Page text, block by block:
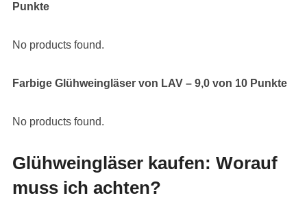
Punkte
No products found.
Farbige Glühweingläser von LAV – 9,0 von 10 Punkte
No products found.
Glühweingläser kaufen: Worauf
muss ich achten?